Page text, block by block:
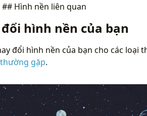
## Hình nền liên quan
hình nền của bạn
đổi hình nền của bạn cho các loại
gặp.